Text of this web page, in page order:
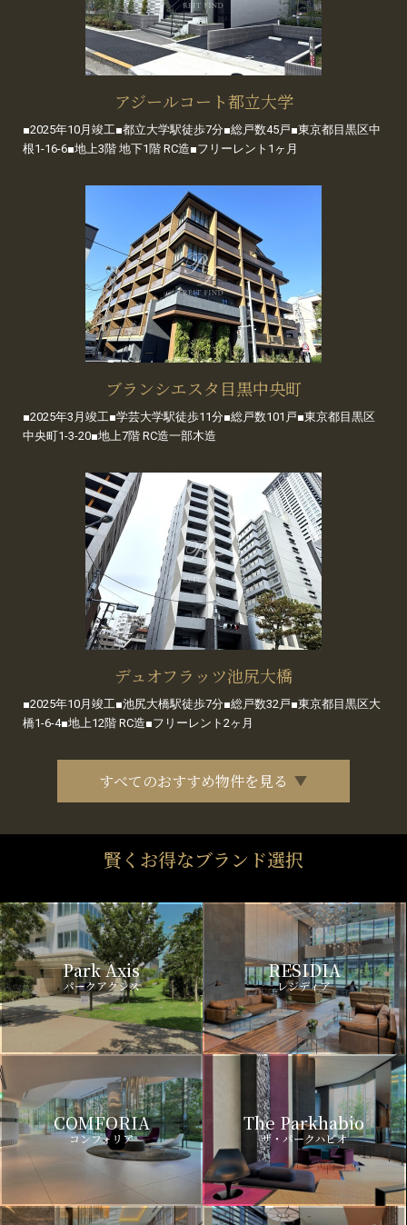
アジールコート都立大学
■2025年10月竣工■都立大学駅徒歩7分■総戸数45戸■東京都目黒区中
根1-16-6■地上3階 地下1階 RC造■フリーレント1ヶ月
ブランシエスタ目黒中央町
■2025年3月竣工■学芸大学駅徒歩11分■総戸数101戸■東京都目黒区
中央町1-3-20■地上7階 RC造一部木造
デュオフラッツ池尻大橋
■2025年10月竣工■池尻大橋駅徒歩7分■総戸数32戸■東京都目黒区大
橋1-6-4■地上12階 RC造■フリーレント2ヶ月
すべてのおすすめ物件を見る
賢くお得なブランド選択
Park Axis
パークアクシス
RESIDIA
レジディア
COMFORIA
コンフォリア
The Parkhabio
ザ・パークハビオ